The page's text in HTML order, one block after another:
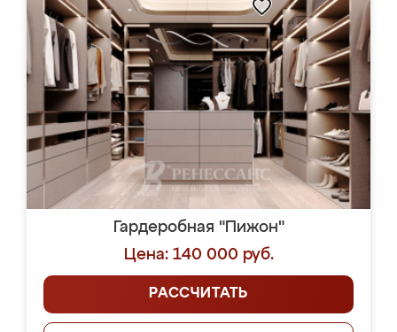
Гардеробная "Пижон"
Цена: 140 000 руб.
РАССЧИТАТЬ